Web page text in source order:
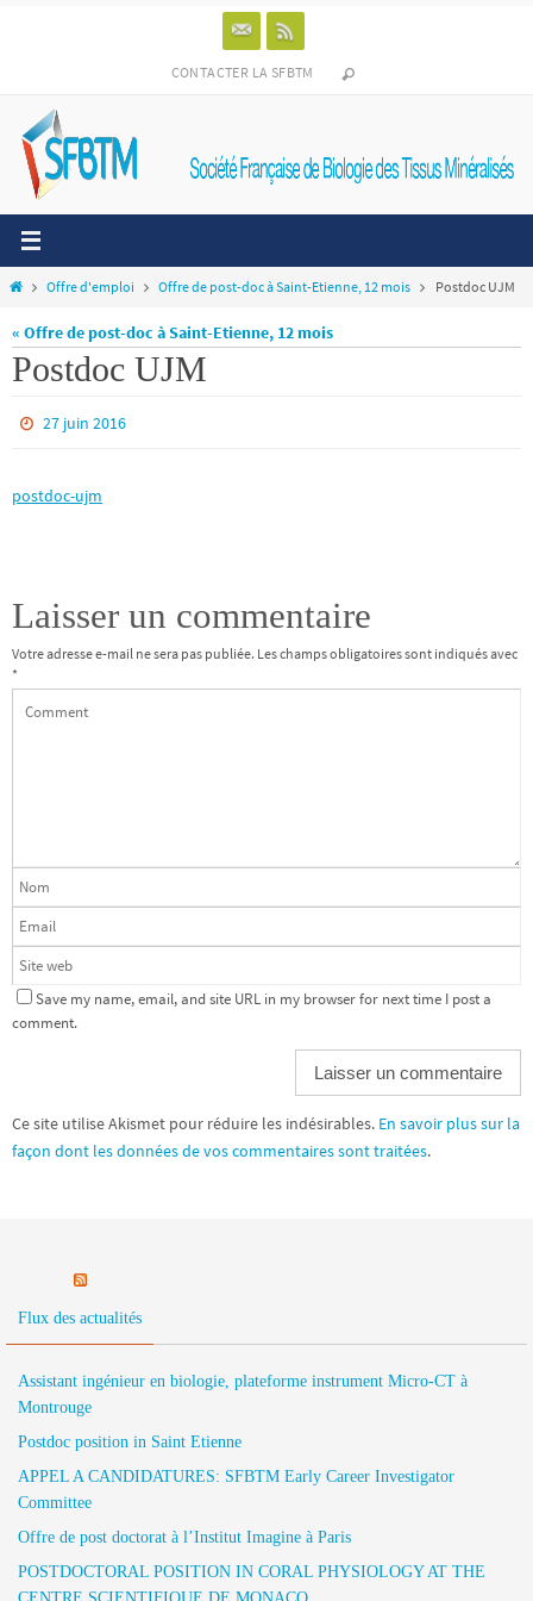
CONTACTER LA SFBTM
HomeOffre d'emploi Offre de post-doc à Saint-Etienne, 12 mois Postdoc UJM
« Offre de post-doc à Saint-Etienne, 12 mois
Postdoc UJM
27 juin 2016
postdoc-ujm
Laisser un commentaire
Votre adresse e-mail ne sera pas publiée. Les champs obligatoires sont indiqués avec
*
Save my name, email, and site URL in my browser for next time I post a
comment.
Ce site utilise Akismet pour réduire les indésirables. En savoir plus sur la
façon dont les données de vos commentaires sont traitées.
Flux des actualités
Assistant ingénieur en biologie, plateforme instrument Micro-CT à
Montrouge
Postdoc position in Saint Etienne
APPEL A CANDIDATURES: SFBTM Early Career Investigator
Committee
Offre de post doctorat à l’Institut Imagine à Paris
POSTDOCTORAL POSITION IN CORAL PHYSIOLOGY AT THE